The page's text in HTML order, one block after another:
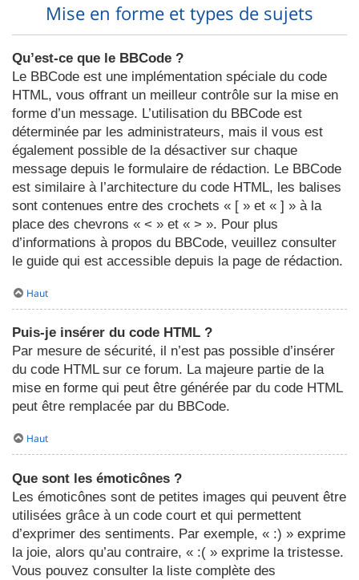
Mise en forme et types de sujets
Qu’est-ce que le BBCode ?
Le BBCode est une implémentation spéciale du code
HTML, vous offrant un meilleur contrôle sur la mise en
forme d’un message. L’utilisation du BBCode est
déterminée par les administrateurs, mais il vous est
également possible de la désactiver sur chaque
message depuis le formulaire de rédaction. Le BBCode
est similaire à l’architecture du code HTML, les balises
sont contenues entre des crochets « [ » et « ] » à la
place des chevrons « < » et « > ». Pour plus
d’informations à propos du BBCode, veuillez consulter
le guide qui est accessible depuis la page de rédaction.
Haut
Puis-je insérer du code HTML ?
Par mesure de sécurité, il n’est pas possible d’insérer
du code HTML sur ce forum. La majeure partie de la
mise en forme qui peut être générée par du code HTML
peut être remplacée par du BBCode.
Haut
Que sont les émoticônes ?
Les émoticônes sont de petites images qui peuvent être
utilisées grâce à un code court et qui permettent
d’exprimer des sentiments. Par exemple, « :) » exprime
la joie, alors qu’au contraire, « :( » exprime la tristesse.
Vous pouvez consulter la liste complète des